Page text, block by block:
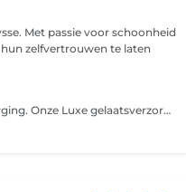
zelfvertrouwen te laten
Een stralende huid begint bij verzorging. Onze Luxe gelaatsverzorging combineert reiniging, verzorging en voeding voor een frisse en gezonde glow. Mini massage hoofd + nek bij te boeken indien gewenst.